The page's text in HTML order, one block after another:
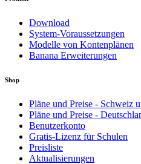
Download
System-Voraussetzungen
Modelle von Kontenplänen
Banana Erweiterungen
Shop
Pläne und Preise - Schweiz
Pläne und Preise -
Benutzerkonto
Gratis-Lizenz für Schulen
Preisliste
Aktualisierungen